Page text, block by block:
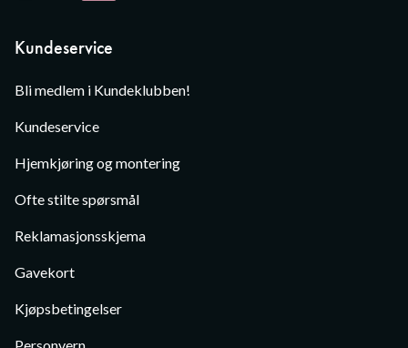
Kundeservice
Bli medlem i Kundeklubben!
Kundeservice
Hjemkjøring og montering
Ofte stilte spørsmål
Reklamasjonsskjema
Gavekort
Kjøpsbetingelser